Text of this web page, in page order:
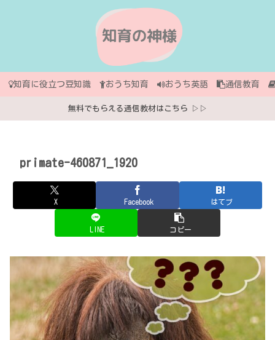
知育に役立つ豆知識 おうち知育 おうち英語 通信教育
無料でもらえる通信教材はこちら ▷▷
primate-460871_1920
X Facebook はてブ
LINE コピー